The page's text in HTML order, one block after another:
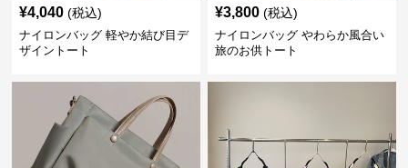
¥4,040 (税込)
ナイロンバッグ 軽やか結び目デ
ザイントート
¥3,800 (税込)
ナイロンバッグ やわらか風合い
旅のお供トート